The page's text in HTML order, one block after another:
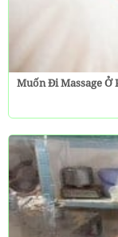
Muốn Đi Massage Ở